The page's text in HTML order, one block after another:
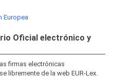
Europea
Oficial electrónico y
firmas electrónicas
libremente de la web EUR‑Lex.